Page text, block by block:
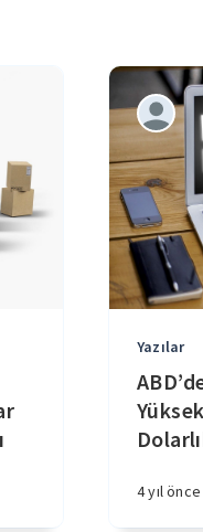
Yazılar
4 yıl önce